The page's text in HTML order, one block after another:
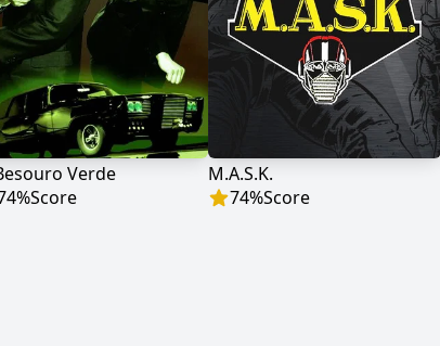
Verde
%Score
M.A.S.K.
74%Score